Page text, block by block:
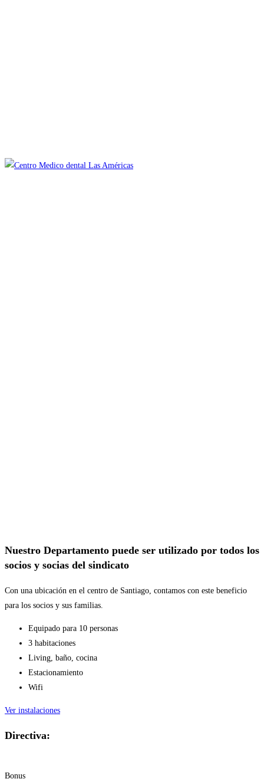
Nuestro Departamento puede ser utilizado por todos los
socios y socias del sindicato
Con una ubicación en el centro de Santiago, contamos con este beneficio
para los socios y sus familias.
Equipado para 10 personas
3 habitaciones
Living, baño, cocina
Estacionamiento
Wifi
Ver instalaciones
Directiva:
Bonus